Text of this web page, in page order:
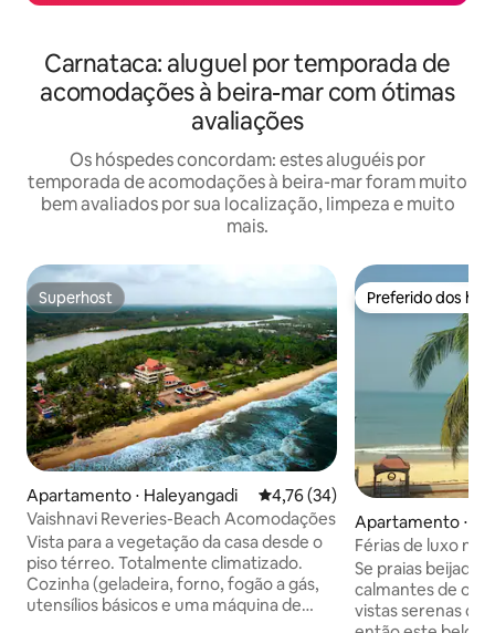
Carnataca: aluguel por temporada de
acomodações à beira-mar com ótimas
avaliações
Os hóspedes concordam: estes aluguéis por
temporada de acomodações à beira-mar foram muito
bem avaliados por sua localização, limpeza e muito
mais.
Superhost
Superhost
Apartamento ⋅ Haleyangadi 4,76 de uma avaliação média
4,76 (34)
Vaishnavi Reveries-Beach Acomodações
Vista para a vegetação da casa desde o
piso térreo. Totalmente climatizado.
Cozinha (geladeira, forno, fogão a gás,
utensílios básicos e uma máquina de
Preferido dos
Preferido dos
Apartamento ⋅
Férias de luxo na
banheira de
Se praias beijadas
calmantes de
vistas serenas do